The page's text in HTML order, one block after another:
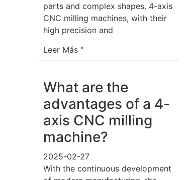
parts and complex shapes. 4-axis
CNC milling machines, with their
high precision and
Leer Más "
What are the
advantages of a 4-
axis CNC milling
machine?
2025-02-27
With the continuous development